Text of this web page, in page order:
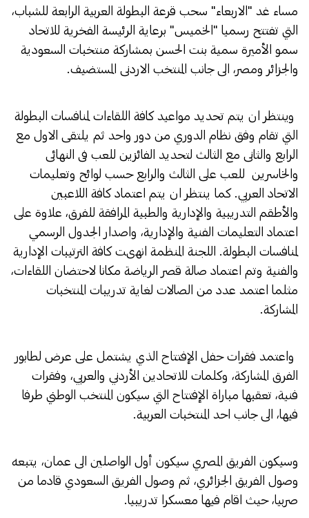
مساء غد "الاربعاء" سحب قرعة البطولة العربية الرابعة للشباب،
التي تفتتح رسميا "الخميس" برعاية الرئيسة الفخرية للاتحاد
سمو الأميرة سمية بنت الحسن بمشاركة منتخبات السعودية
والجزائر ومصر، الى جانب المنتخب الاردنى المستضيف.
وينتظر ان يتم تحديد مواعيد كافة اللقاءات لمنافسات البطولة
التي تقام وفق نظام الدوري من دور واحد ثم يلتقى الاول مع
الرابع والثانى مع الثالث لتحديد الفائزين للعب فى النهائى
والخاسرين للعب على الثالث والرابع حسب لوائح وتعليمات
الاتحاد العربي. كما ينتظر ان يتم اعتماد كافة اللاعبين
والأطقم التدريبية والإدارية والطبية المرافقة للفرق، علاوة على
اعتماد التعليمات الفنية والإدارية، واصدار الجدول الرسمي
لمنافسات البطولة. اللجنة المنظمة انهىت كافة الترتيبات الإدارية
والفنية وتم اعتماد صالة قصر الرياضة مكانا لاحتضان اللقاءات،
مثلما اعتمد عدد من الصالات لغاية تدريبات المنتخبات
المشاركة.
واعتمد فقرات حفل الإفتتاح الذي يشتمل على عرض لطابور
الفرق المشاركة، وكلمات للاتحادين الأردني والعربي، وفقرات
فنية، تعقبها مباراة الإفتتاح التي سيكون المنتخب الوطني طرفا
فيها، الى جانب احد المنتخبات العربية.
وسيكون الفريق المصري سيكون أول الواصلين الى عمان، يتبعه
وصول الفريق الجزائري، ثم وصول الفريق السعودي قادما من
صربيا، حيث اقام فيها معسكرا تدريبيا.